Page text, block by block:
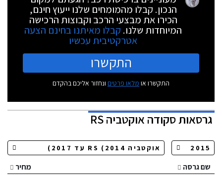
הנכון. קבלו מהמומחים שלנו ייעוץ חינם,
הכירו את מבצעי הרכב וקבוצות הרכישה
המיוחדות שלנו. קבלו מאיתנו בחינם הצעה
אטרקטיבית עכשיו
התקשרו
התקשרו או מלאו פרטים ונחזור אליכם בהקדם
גרסאותסקודה אוקטביה RS
שם גרסה
מחיר